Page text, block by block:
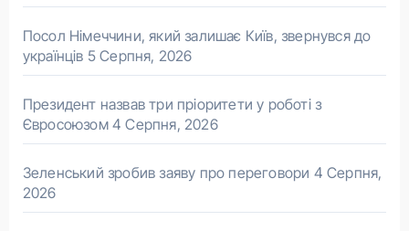
Посол Німеччини, який залишає Київ, звернувся до
українців 5 Серпня, 2026
Президент назвав три пріоритети у роботі з
Євросоюзом 4 Серпня, 2026
Зеленський зробив заяву про переговори 4 Серпня,
2026